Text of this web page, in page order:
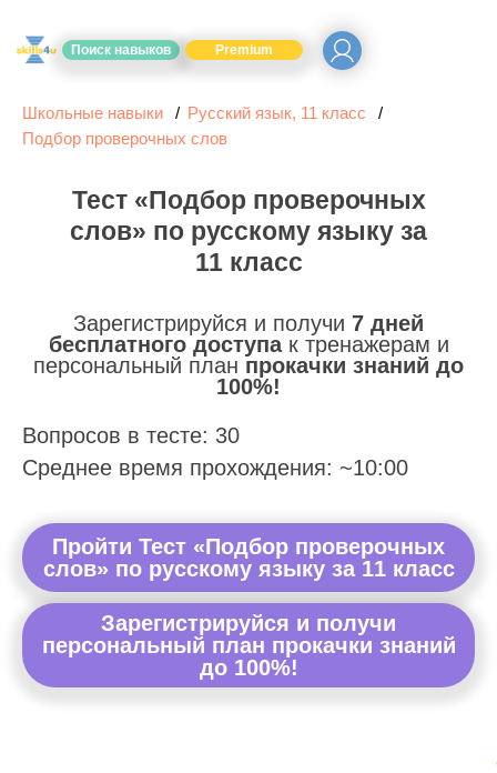
Поиск навыков Premium
Школьные навыки
Русский язык, 11 класс
Подбор проверочных слов
Тест «Подбор проверочных
слов» по русскому языку за
11 класс
Зарегистрируйся и получи 7 дней
бесплатного доступак тренажерам и
персональный план прокачки знаний до
100%!
Вопросов в тесте: 30
Среднее время прохождения: ~10:00
Пройти Тест «Подбор проверочных
слов» по русскому языку за 11 класс
Зарегистрируйся и получи
персональный план прокачки знаний
до 100%!